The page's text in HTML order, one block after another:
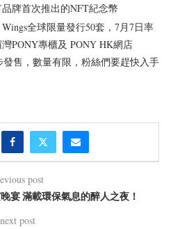
牌首次推出的NFT紀念幣
全球限量發行50套，7月7日率
PONY專櫃及 PONY HK網店
發售，數量有限，粉絲們要趕快入手
post
宴 滿載環保氣息的醉人之夜！
next post